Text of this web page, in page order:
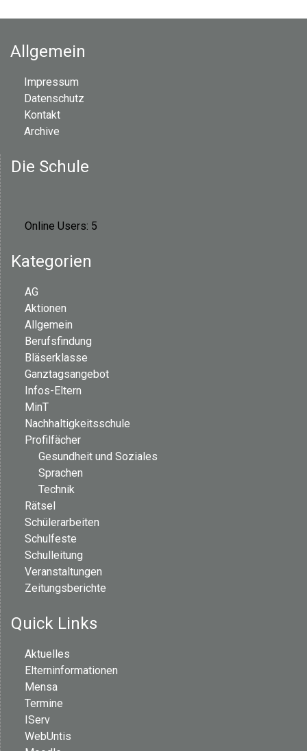
Allgemein
Impressum
Datenschutz
Kontakt
Archive
Die Schule
Online Users: 5
Kategorien
AG
Aktionen
Allgemein
Berufsfindung
Bläserklasse
Ganztagsangebot
Infos-Eltern
MinT
Nachhaltigkeitsschule
Profilfächer
Gesundheit und Soziales
Sprachen
Technik
Rätsel
Schülerarbeiten
Schulfeste
Schulleitung
Veranstaltungen
Zeitungsberichte
Quick Links
Aktuelles
Elterninformationen
Mensa
Termine
IServ
WebUntis